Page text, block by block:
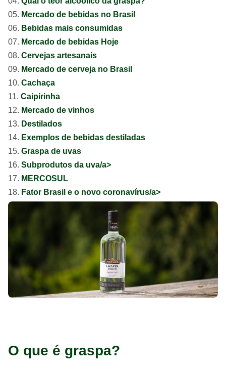
Mercado de bebidas no Brasil
Bebidas mais consumidas
Mercado de bebidas Hoje
Cervejas artesanais
Mercado de cerveja no Brasil
Cachaça
Caipirinha
Mercado de vinhos
Destilados
Exemplos de bebidas destiladas
Graspa de uvas
Subprodutos da uva/a>
MERCOSUL
Fator Brasil e o novo coronavírus/a>
O que é graspa?